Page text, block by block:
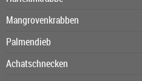
Mangrovenkrabben
Palmendieb
Achatschnecken